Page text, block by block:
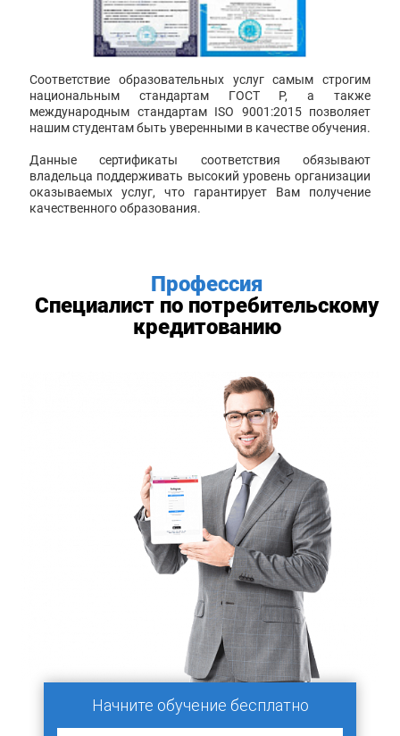
Соответствие образовательных услуг самым строгим
национальным стандартам ГОСТ Р, а также
международным стандартам ISO 9001:2015 позволяет
нашим студентам быть уверенными в качестве обучения.
Данные сертификаты соответствия обязывают
владельца поддерживать высокий уровень организации
оказываемых услуг, что гарантирует Вам получение
качественного образования.
Профессия
Специалист по потребительскому
кредитованию
Начните обучение бесплатно